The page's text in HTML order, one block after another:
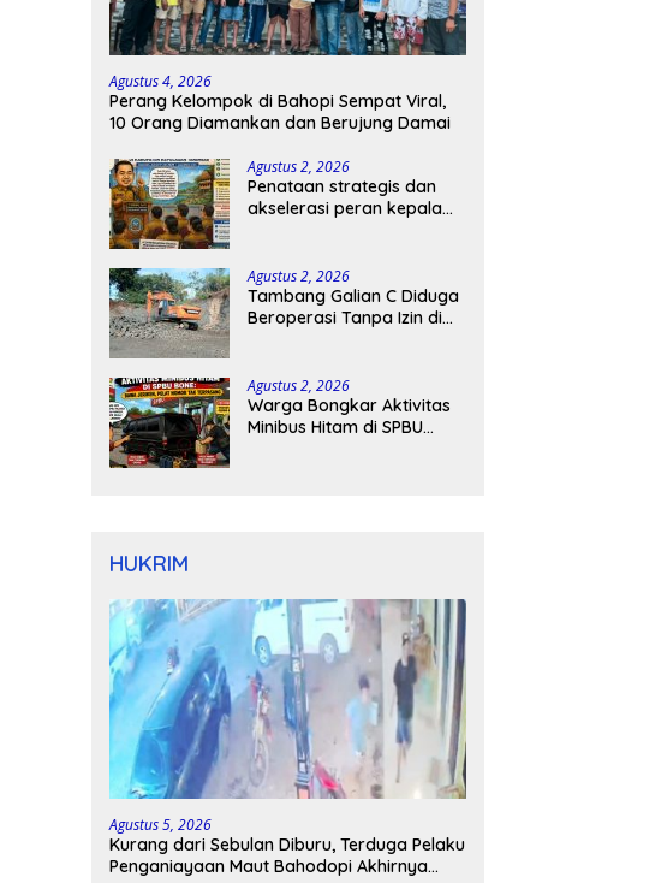
Agustus 4, 2026
Perang Kelompok di Bahopi Sempat Viral,
10 Orang Diamankan dan Berujung Damai
Agustus 2, 2026
Penataan strategis dan
akselerasi peran kepala
Agustus 2, 2026
Tambang Galian C Diduga
Beroperasi Tanpa Izin di
Tangan
Agustus 2, 2026
Warga Bongkar Aktivitas
Minibus Hitam di SPBU
HUKRIM
Agustus 5, 2026
Kurang dari Sebulan Diburu, Terduga Pelaku
Penganiayaan Maut Bahodopi Akhirnya